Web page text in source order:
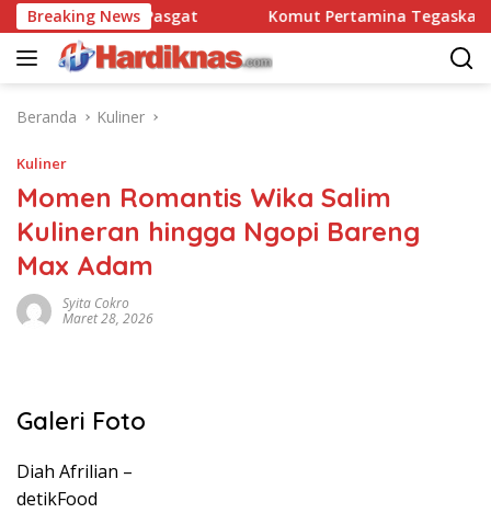
Langsung
ke
konten
Breaking News
90 Pasgat Komut Pertamina Tegaskan Tak
Beranda Kuliner
Kuliner
Momen Romantis Wika Salim
Kulineran hingga Ngopi Bareng
Max Adam
Syita Cokro
Maret 28, 2026
Galeri Foto
Diah Afrilian –
detikFood